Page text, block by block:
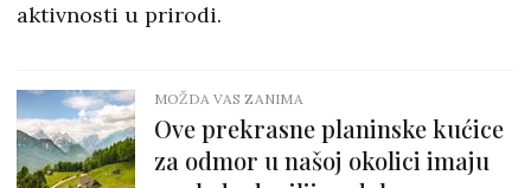
aktivnosti u prirodi.
MOŽDA VAS ZANIMA
Ove prekrasne planinske kućice
za odmor u našoj okolici imaju